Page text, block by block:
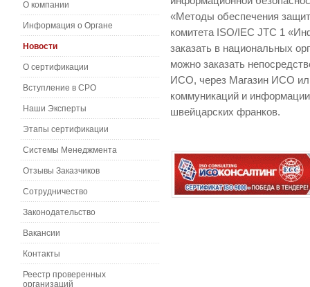
«Методы обеспечения
комитета ISO/IEC JTC 1
заказать в национальных
можно заказать
ИСО, через Магазин ИСО
коммуникаций и
швейцарских франков.
О компании
Информация о Органе
Новости
О сертификации
Вступление в СРО
Наши Эксперты
Этапы сертификации
Системы Менеджмента
Отзывы Заказчиков
Сотрудничество
Законодательство
Вакансии
Контакты
Реестр проверенных
организаций